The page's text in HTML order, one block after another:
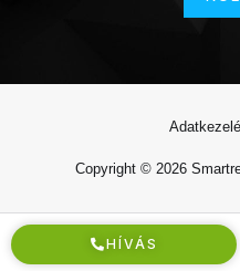
Copyright © 2026
HÍVÁS